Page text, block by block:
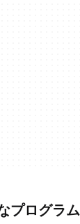
プログラム